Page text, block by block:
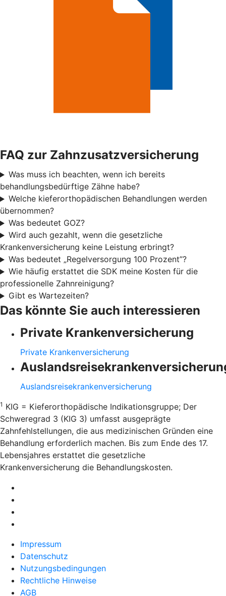
FAQ zur Zahnzusatzversicherung
Was muss ich beachten, wenn ich bereits
behandlungsbedürftige Zähne habe?
Welche kieferorthopädischen Behandlungen werden
übernommen?
Was bedeutet GOZ?
Wird auch gezahlt, wenn die gesetzliche
Krankenversicherung keine Leistung erbringt?
Was bedeutet „Regelversorgung 100 Prozent”?
Wie häufig erstattet die SDK meine Kosten für die
professionelle Zahnreinigung?
Gibt es Wartezeiten?
Das könnte Sie auch interessieren
Private Krankenversicherung
Private Krankenversicherung
Auslandsreisekrankenversicherung
1 KIG = Kieferorthopädische Indikationsgruppe; Der
Schweregrad 3 (KIG 3) umfasst ausgeprägte
Zahnfehlstellungen, die aus medizinischen Gründen eine
Behandlung erforderlich machen. Bis zum Ende des 17.
Lebensjahres erstattet die gesetzliche
Krankenversicherung die Behandlungskosten.
Impressum
Datenschutz
Nutzungsbedingungen
Rechtliche Hinweise
AGB